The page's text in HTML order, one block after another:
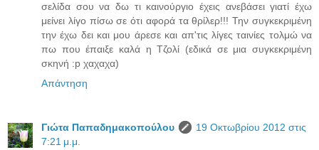
σελίδα σου να δω τι καινούργιο έχεις ανεβάσει γιατί έχω
μείνει λίγο πίσω σε ότι αφορά τα θρίλερ!!! Την συγκεκριμένη
την έχω δει και μου άρεσε και απ'τις λίγες ταινίες τολμώ να
πω που έπαιξε καλά η Τζολί (εδικά σε μια συγκεκριμένη
σκηνή :p χαχαχα)
Απάντηση
Γιώτα Παπαδημακοπούλου
19 Οκτωβρίου 2012 στις
7:21 μ.μ.